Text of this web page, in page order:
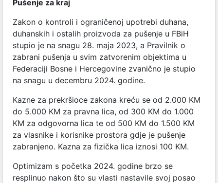
Pušenje za kraj
Zakon o kontroli i ograničenoj upotrebi duhana,
duhanskih i ostalih proizvoda za pušenje u FBiH
stupio je na snagu 28. maja 2023, a Pravilnik o
zabrani pušenja u svim zatvorenim objektima u
Federaciji Bosne i Hercegovine zvanično je stupio
na snagu u decembru 2024. godine.
Kazne za prekršioce zakona kreću se od 2.000 KM
do 5.000 KM za pravna lica, od 300 KM do 1.000
KM za odgovorna lica te od 500 KM do 1.500 KM
za vlasnike i korisnike prostora gdje je pušenje
zabranjeno. Kazna za fizička lica iznosi 100 KM.
Optimizam s početka 2024. godine brzo se
resplinuo nakon što su vlasti nastavile svoj posao